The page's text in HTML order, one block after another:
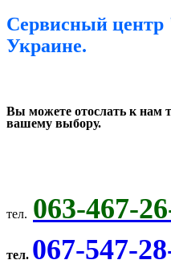
Сервисный центр
Украине.
Вы можете отослать к нам
вашему выбору.
тел. 063-467-
тел. 067-547-